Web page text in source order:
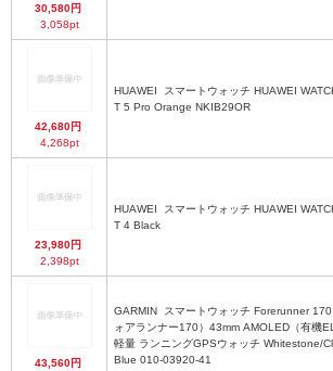
30,580円
3,058pt
42,680円
4,268pt
HUAWEI
T 5 Pro Orange NKIB29OR
23,980円
2,398pt
HUAWEI
T 4 Black
43,560円
GARMIN
ォアランナー170）43mm AMOLED（有機EL
軽量 ランニングGPSウォッチ Whitestone/
Blue 010-03920-41